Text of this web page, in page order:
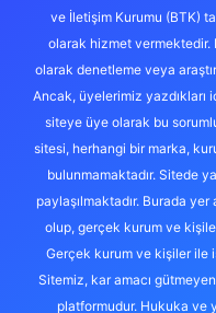
ve İletişim Kurumu (BTK)
olarak hizmet
olarak denetleme veya
Ancak, üyelerimiz yazdıkları
siteye üye olarak bu
sitesi, herhangi bir marka,
bulunmamaktadır. Sitede
paylaşılmaktadır. Burada
olup, gerçek kurum ve
Gerçek kurum ve kişiler ile
Sitemiz, kar amacı
platformudur. Hukuka ve